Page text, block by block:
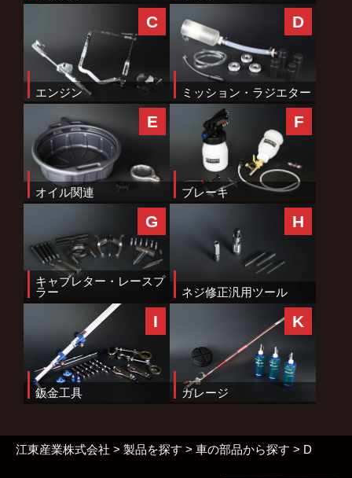
C
エンジン
D
ミッション・ラジエター
E
オイル関連
F
ブレーキ
G
キャブレター・レースプ
ラー
H
ネジ修正汎用ツール
I
鈑金工具
K
ガレージ
江東産業株式会社 > 製品を探す > 車の部品から探す > D